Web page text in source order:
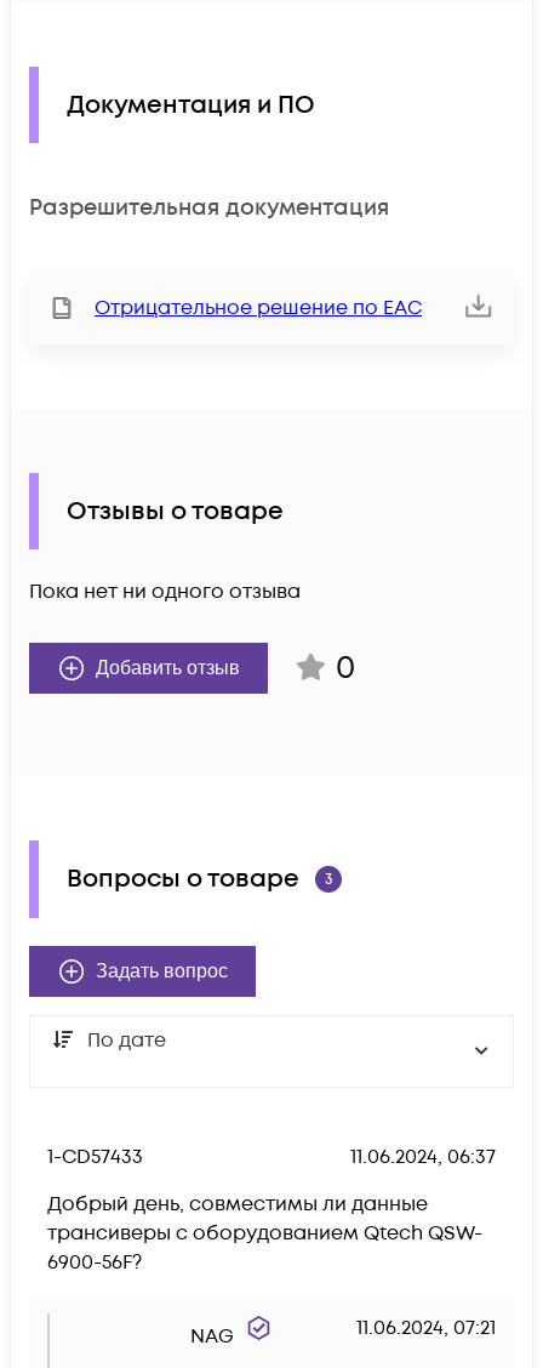
Документация и ПО
Разрешительная документация
Отрицательное решение по ЕАС
Отзывы о товаре
Пока нет ни одного отзыва
Добавить отзыв 0
Вопросы о товаре 3
Задать вопрос
По дате
1-CD57433
11.06.2024, 06:37
Добрый день, совместимы ли данные
трансиверы с оборудованием Qtech QSW-
6900-56F?
NAG 11.06.2024, 07:21